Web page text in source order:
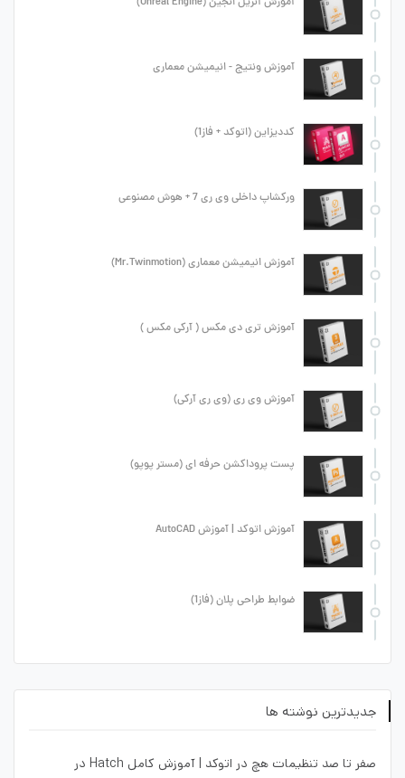
آموزش ونتیج - انیمیشن معماری
کددیزاین (اتوکد + فاز1)
ورکشاپ داخلی وی ری 7 + هوش مصنوعی
آموزش انیمیشن معماری (Mr.Twinmotion)
آموزش تری دی مکس ( آرکی مکس )
آموزش وی ری (وی ری آرکی)
پست پروداکشن حرفه ای (مستر پوپو)
آموزش اتوکد | آموزش AutoCAD
ضوابط طراحی پلان (فاز1)
جدیدترین نوشته ها
صفر تا صد تنظیمات هچ در اتوکد | آموزش کامل Hatch در